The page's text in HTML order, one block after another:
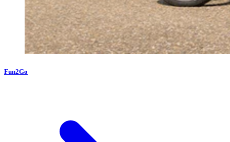
Fun2Go